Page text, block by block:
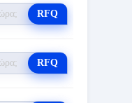
RFQ
RFQ